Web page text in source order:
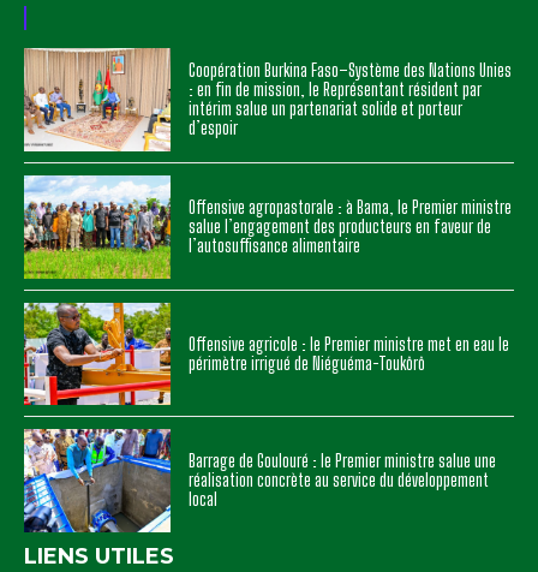
Coopération Burkina Faso–Système des Nations Unies
: en fin de mission, le Représentant résident par
intérim salue un partenariat solide et porteur
d’espoir
Offensive agropastorale : à Bama, le Premier ministre
salue l’engagement des producteurs en faveur de
l’autosuffisance alimentaire
Offensive agricole : le Premier ministre met en eau le
périmètre irrigué de Niéguéma-Toukôrô
Barrage de Goulouré : le Premier ministre salue une
réalisation concrète au service du développement
local
LIENS UTILES